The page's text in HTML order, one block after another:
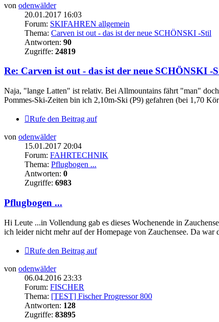
von odenwälder
20.01.2017 16:03
Forum: SKIFAHREN allgemein
Thema: Carven ist out - das ist der neue SCHÖNSKI -Stil
Antworten: 90
Zugriffe: 24819
Re: Carven ist out - das ist der neue SCHÖNSKI -
Naja, "lange Latten" ist relativ. Bei Allmountains fährt "man"
Pommes-Ski-Zeiten bin ich 2,10m-Ski (P9) gefahren (bei 1,70
Rufe den Beitrag auf
von odenwälder
15.01.2017 20:04
Forum: FAHRTECHNIK
Thema: Pflugbogen ...
Antworten: 0
Zugriffe: 6983
Pflugbogen ...
Hi Leute ...in Vollendung gab es dieses Wochenende in
ich leider nicht mehr auf der Homepage von Zauchensee. Da war
Rufe den Beitrag auf
von odenwälder
06.04.2016 23:33
Forum: FISCHER
Thema: [TEST] Fischer Progressor 800
Antworten: 128
Zugriffe: 83895